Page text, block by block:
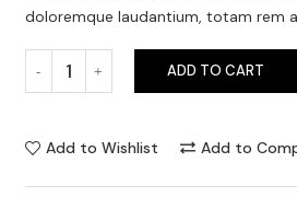
doloremque laudantium, totam rem
ADD TO CART
Add to Wishlist Add to